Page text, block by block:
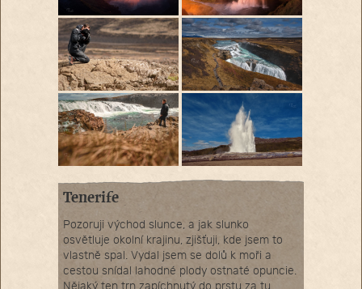
Tenerife
Pozoruji východ slunce, a jak slunko
osvětluje okolní krajinu, zjišťuji, kde jsem to
vlastně spal. Vydal jsem se dolů k moři a
cestou snídal lahodné plody ostnaté opuncie.
Nějaký ten trn zapíchnutý do prstu za tu